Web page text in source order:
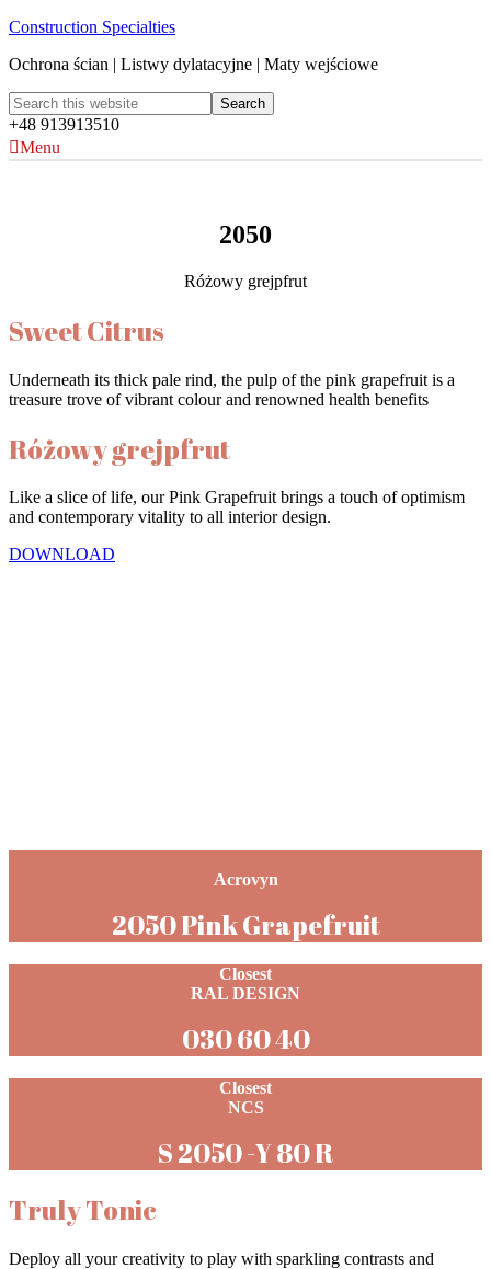
Construction Specialties
Ochrona ścian | Listwy dylatacyjne | Maty wejściowe
+48 913913510
Menu
2050
Różowy grejpfrut
Sweet Citrus
Underneath its thick pale rind, the pulp of the pink grapefruit is a
treasure trove of vibrant colour and renowned health benefits
Różowy grejpfrut
Like a slice of life, our Pink Grapefruit brings a touch of optimism
and contemporary vitality to all interior design.
DOWNLOAD
Acrovyn
2050 Pink Grapefruit
Closest
RAL DESIGN
030 60 40
Closest
NCS
S 2050 -Y 80 R
Truly Tonic
Deploy all your creativity to play with sparkling contrasts and